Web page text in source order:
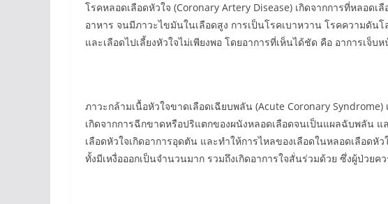
โรคหลอดเลือดหัวใจ (Coronary Artery Disease) เกิดจากการที่หลอด
อาหาร จนมีภาวะไขมันในเลือดสูง การเป็นโรคเบาหวาน โรคความดัน
และเลือดไปเลี้ยงหัวใจไม่เพียงพอ โดยอาการที่เห็นได้ชัด คือ อาการเจ็
ภาวะกล้ามเนื้อหัวใจขาดเลือดเฉียบพลัน (Acute Coronary
เกิดจากการฉีกขาดหรือปริแตกของผนังหลอดเลือดจนเป็นแผลฉับพลัน
เลือดหัวใจเกิดอาการอุดตัน และทำให้การไหลของเลือดในหลอดเลือด
ทั้งมีเหงื่อออกเป็นจำนวนมาก รวมถึงเกิดอาการใจสั่นร่วมด้วย ซึ่งผู้ป่วย